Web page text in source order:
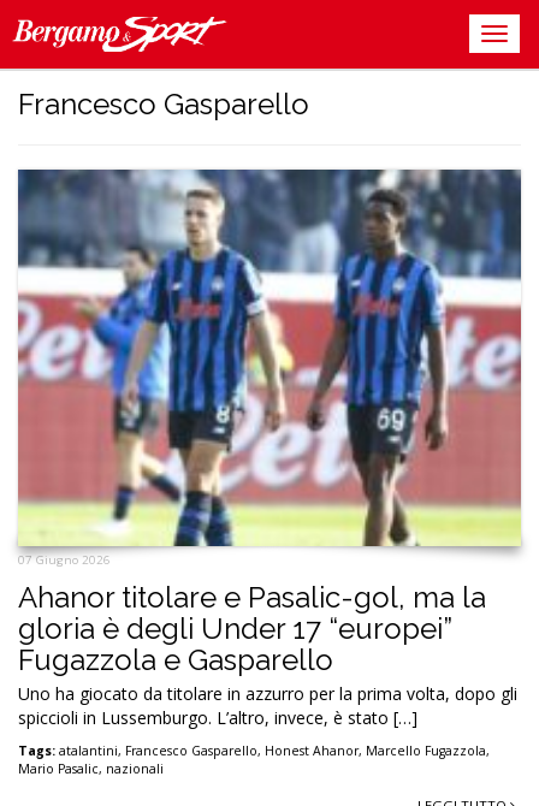
Francesco Gasparello
07 Giugno 2026
Ahanor titolare e Pasalic-gol, ma la
gloria è degli Under 17 “europei”
Fugazzola e Gasparello
Uno ha giocato da titolare in azzurro per la prima volta, dopo gli
spiccioli in Lussemburgo. L’altro, invece, è stato […]
Tags: atalantini, Francesco Gasparello, Honest Ahanor, Marcello Fugazzola,
Mario Pasalic, nazionali